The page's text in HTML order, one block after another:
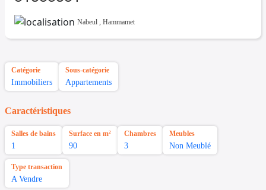
Nabeul , Hammamet
Catégorie
Immobiliers
Sous-catégorie
Appartements
Caractéristiques
Salles de bains
1
Surface en m²
90
Chambres
3
Meubles
Non Meublé
Type transaction
A Vendre